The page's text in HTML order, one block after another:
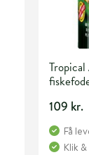
109 kr.
Få
Klik